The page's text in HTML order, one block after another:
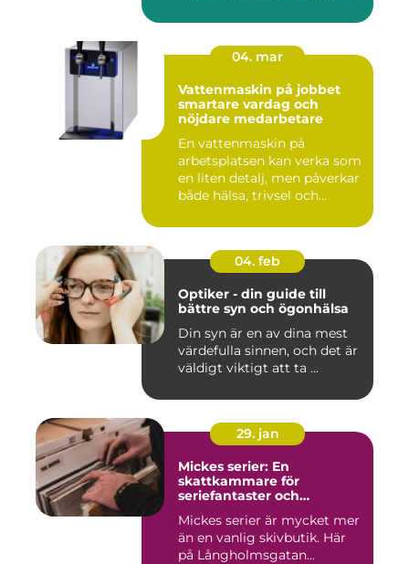
04. mar
Vattenmaskin på jobbet
smartare vardag och
nöjdare medarbetare
En vattenmaskin på
arbetsplatsen kan verka som
en liten detalj, men påverkar
både hälsa, trivsel och...
04. feb
Optiker - din guide till
bättre syn och ögonhälsa
Din syn är en av dina mest
värdefulla sinnen, och det är
väldigt viktigt att ta ...
29. jan
Mickes serier: En
skattkammare för
seriefantaster och
Mickes serier är mycket mer
än en vanlig skivbutik. Här
på Långholmsgatan...